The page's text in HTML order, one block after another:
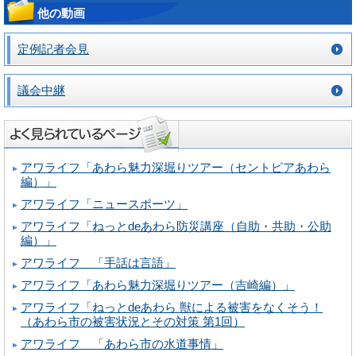
他の動画
定例記者会見
議会中継
アワライフ「あわら魅力深堀りツアー（セントピアあわら
編）」
アワライフ「ニュースポーツ」
アワライフ「ねっとdeあわら防災講座（自助・共助・公助
編）」
アワライフ 「手話は言語」
アワライフ「あわら魅力深堀りツアー（吉崎編）」
アワライフ「ねっとdeあわら 獣による被害をなくそう！
（あわら市の被害状況とその対策 第1回）
アワライフ 「あわら市の水道事情」